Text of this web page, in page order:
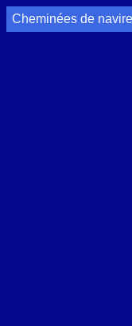
Cheminées de